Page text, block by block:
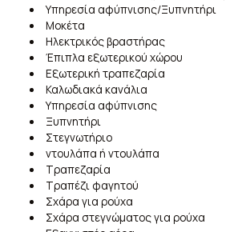
Υπηρεσία αφύπνισης/Ξυπνητήρι
Μοκέτα
Ηλεκτρικός βραστήρας
Έπιπλα εξωτερικού χώρου
Εξωτερική τραπεζαρία
Καλωδιακά κανάλια
Υπηρεσία αφύπνισης
Ξυπνητήρι
Στεγνωτήριο
ντουλάπα ή ντουλάπα
Τραπεζαρία
Τραπέζι φαγητού
Σχάρα για ρούχα
Σχάρα στεγνώματος για ρούχα